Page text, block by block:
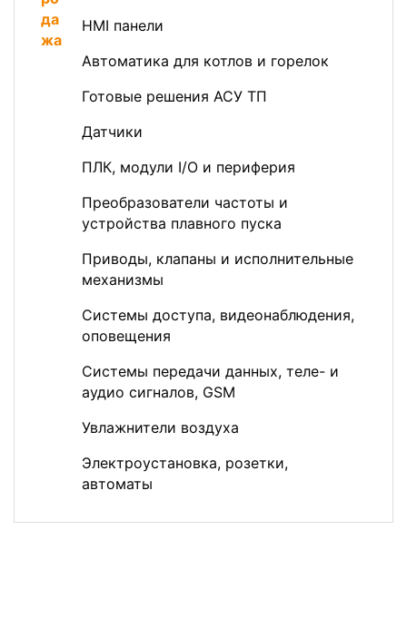
HMI панели
Автоматика для котлов и горелок
Готовые решения АСУ ТП
Датчики
ПЛК, модули I/O и периферия
Преобразователи частоты и
устройства плавного пуска
Приводы, клапаны и исполнительные
механизмы
Системы доступа, видеонаблюдения,
оповещения
Системы передачи данных, теле- и
аудио сигналов, GSM
Увлажнители воздуха
Электроустановка, розетки,
автоматы